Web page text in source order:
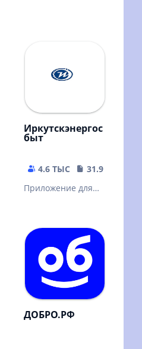
91.03 MB
Иркутскэнергос
быт
4.6 ТЫС
31.92 MB
Приложение для
показаний
ДОБРО.РФ